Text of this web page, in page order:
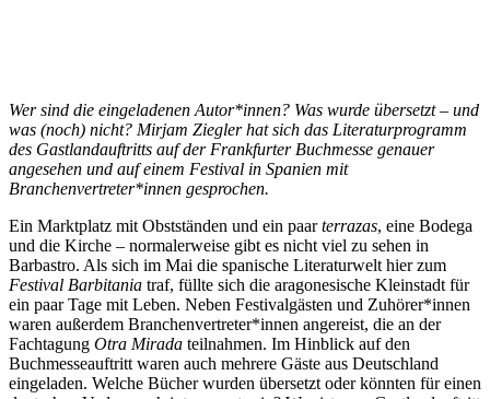
Wer sind die eingeladenen Autor*innen? Was wurde übersetzt – und
was (noch) nicht? Mirjam Ziegler hat sich das Literaturprogramm
des Gastlandauftritts auf der Frankfurter Buchmesse genauer
angesehen und auf einem Festival in Spanien mit
Branchenvertreter*innen gesprochen.
Ein Marktplatz mit Obstständen und ein paarterrazas, eine Bodega
und die Kirche – normalerweise gibt es nicht viel zu sehen in
Barbastro. Als sich im Mai die spanische Literaturwelt hier zum
Festival Barbitania traf, füllte sich die aragonesische Kleinstadt für
ein paar Tage mit Leben. Neben Festivalgästen und Zuhörer*innen
waren außerdem Branchenvertreter*innen angereist, die an der
Fachtagung Otra Mirada teilnahmen. Im Hinblick auf den
Buchmesseauftritt waren auch mehrere Gäste aus Deutschland
eingeladen. Welche Bücher wurden übersetzt oder könnten für einen